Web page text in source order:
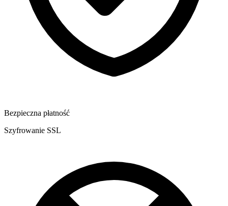
Bezpieczna płatność
Szyfrowanie SSL